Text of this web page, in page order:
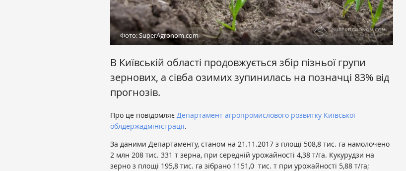
Фото: SuperAgronom.com
В Київській області продовжується збір пізньої групи
зернових, а сівба озимих зупинилась на позначці 83% від
прогнозів.
Про це повідомляє Департамент агропромислового розвитку Київської
облдержадміністрації.
За даними Департаменту, станом на 21.11.2017 з площі 508,8 тис. га намолочено
2 млн 208 тис. 331 т зерна, при середній урожайності 4,38 т/га. Кукурудзи на
зерно з площі 195,8 тис. га зібрано 1151,0 тис. т при урожайності 5,88 т/га;